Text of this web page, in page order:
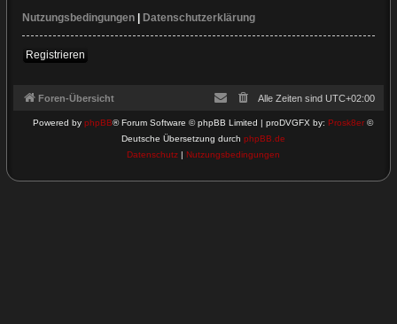
Nutzungsbedingungen | Datenschutzerklärung
Registrieren
Foren-Übersicht Alle Zeiten sind UTC+02:00
Powered by phpBB® Forum Software © phpBB Limited | proDVGFX by: Prosk8er ©
Deutsche Übersetzung durch phpBB.de
Datenschutz| Nutzungsbedingungen